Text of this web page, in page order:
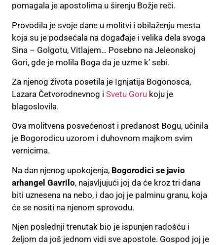
pomagala je apostolima u širenju Božje reči.
Provodila je svoje dane u molitvi i obilaženju mesta
koja su je podsećala na događaje i velika dela svoga
Sina – Golgotu, Vitlajem… Posebno na Jeleonskoj
Gori, gde je molila Boga da je uzme k’ sebi.
Za njenog života posetila je Ignjatija Bogonosca,
Lazara Četvorodnevnog i Svetu Goru koju je
blagoslovila.
Ova molitvena posvećenost i predanost Bogu, učinila
je Bogorodicu uzorom i duhovnom majkom svim
vernicima.
Na dan njenog upokojenja, Bogorodici se javio
arhangel Gavrilo, najavljujući joj da će kroz tri dana
biti uznesena na nebo, i dao joj je palminu granu, koja
će se nositi na njenom sprovodu.
Njen poslednji trenutak bio je ispunjen radošću i
željom da još jednom vidi sve apostole. Gospod joj je